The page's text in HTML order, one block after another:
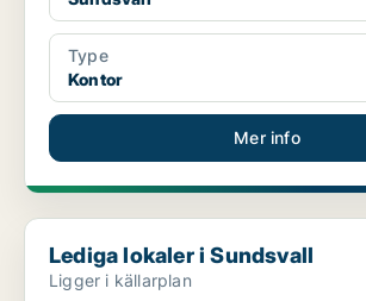
Type
Kontor
Mer info
Lediga lokaler i Sundsvall
Lediga lokaler i Sundsvall
Ligger i källarplan